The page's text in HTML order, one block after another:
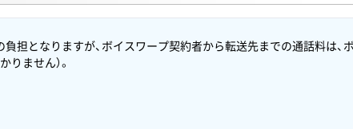
担となりますが、ボイスワープ契約者から転送先までの通話料は、
ません）。